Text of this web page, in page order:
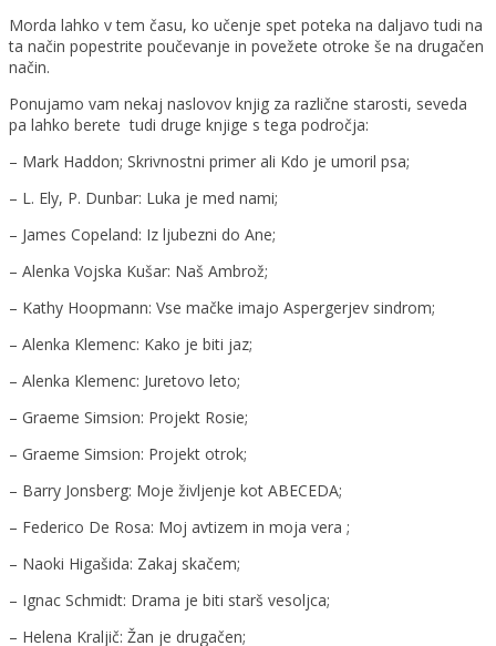
Morda lahko v tem času, ko učenje spet poteka na daljavo tudi na
ta način popestrite poučevanje in povežete otroke še na drugačen
način.
Ponujamo vam nekaj naslovov knjig za različne starosti, seveda
pa lahko berete tudi druge knjige s tega področja:
– Mark Haddon; Skrivnostni primer ali Kdo je umoril psa;
– L. Ely, P. Dunbar: Luka je med nami;
– James Copeland: Iz ljubezni do Ane;
– Alenka Vojska Kušar: Naš Ambrož;
– Kathy Hoopmann: Vse mačke imajo Aspergerjev sindrom;
– Alenka Klemenc: Kako je biti jaz;
– Alenka Klemenc: Juretovo leto;
– Graeme Simsion: Projekt Rosie;
– Graeme Simsion: Projekt otrok;
– Barry Jonsberg: Moje življenje kot ABECEDA;
– Federico De Rosa: Moj avtizem in moja vera ;
– Naoki Higašida: Zakaj skačem;
– Ignac Schmidt: Drama je biti starš vesoljca;
– Helena Kraljič: Žan je drugačen;